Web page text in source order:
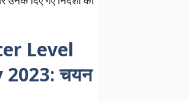
Level
2023:चयन